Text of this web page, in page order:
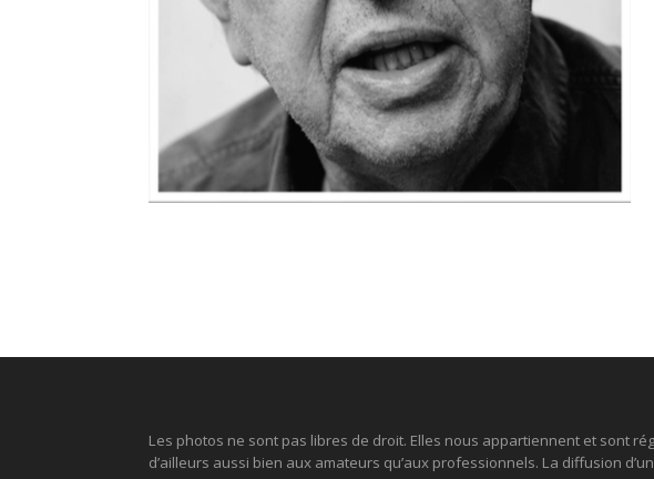
Les photos ne sont pas libres de droit. Elles nous appartiennent et sont
d’ailleurs aussi bien aux amateurs qu’aux professionnels. La diffusion